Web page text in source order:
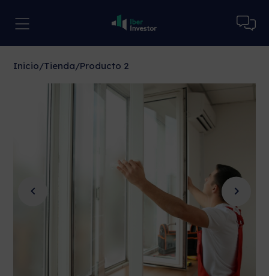
Inicio/Tienda/Producto 2